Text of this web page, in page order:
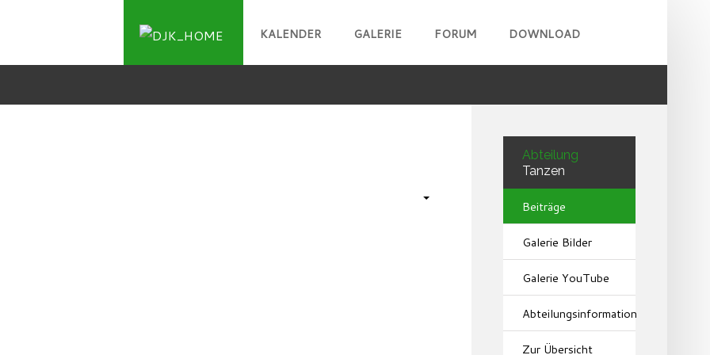
KALENDER GALERIE FORUM DOWNLOAD
Abteilung
Tanzen
Beiträge
Galerie Bilder
Galerie YouTube
Abteilungsinformation
Zur Übersicht